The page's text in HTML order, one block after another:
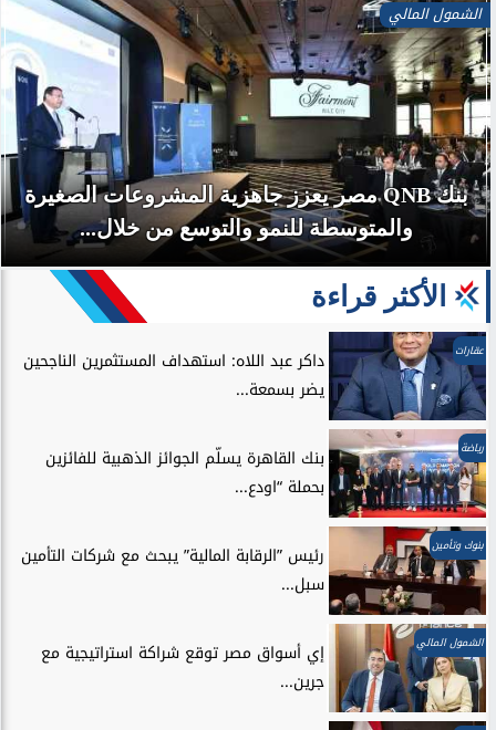
الشمول المالي
بنك QNB مصر يعزز جاهزية المشروعات الصغيرة
والمتوسطة للنمو والتوسع من خلال...
الأكثر قراءة
عقارات
داكر عبد اللاه: استهداف المستثمرين الناجحين
يضر بسمعة...
رياضة
بنك القاهرة يسلّم الجوائز الذهبية للفائزين
بحملة “اودع...
بنوك وتأمين
رئيس ”الرقابة المالية” يبحث مع شركات التأمين
سبل...
الشمول المالي
إي أسواق مصر توقع شراكة استراتيجية مع
جرين...